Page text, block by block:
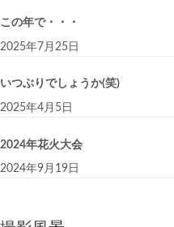
この年で・・・
2025年7月25日
いつぶりでしょうか(笑)
2025年4月5日
2024年花火大会
2024年9月19日